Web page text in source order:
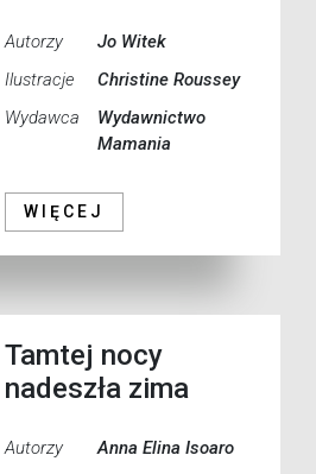
Autorzy
Jo Witek
Ilustracje
Christine Roussey
Wydawca
Wydawnictwo
Mamania
WIĘCEJ
Tamtej nocy
nadeszła zima
Autorzy
Anna Elina Isoaro